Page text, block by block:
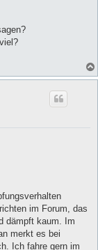
im Forum, das
dämpft kaum. Im
merkt es bei
Ich fahre gern im